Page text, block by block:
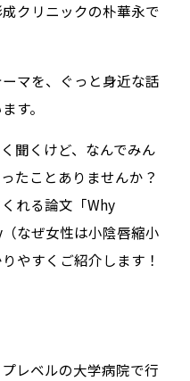
クリニックの朴華永で
マを、ぐっと身近な話
す。
聞くけど、なんでみん
たことありませんか？
れる論文「Why
なぜ女性は小陰唇縮小
やすくご紹介します！
レベルの大学病院で行